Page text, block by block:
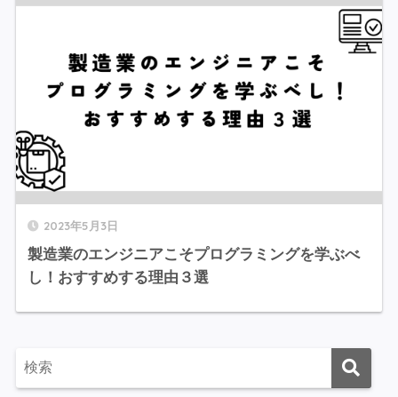
2023年5月3日
製造業のエンジニアこそプログラミングを学ぶべ
し！おすすめする理由３選